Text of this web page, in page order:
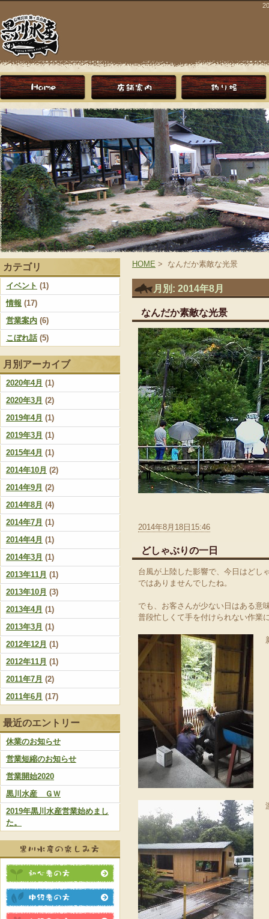
カテゴリ
イベント (1)
情報 (17)
営業案内 (6)
こぼれ話 (5)
月別アーカイブ
2020年4月 (1)
2020年3月 (2)
2019年4月 (1)
2019年3月 (1)
2015年4月 (1)
2014年10月 (2)
2014年9月 (2)
2014年8月 (4)
2014年7月 (1)
2014年4月 (1)
2014年3月 (1)
2013年11月 (1)
2013年10月 (3)
2013年4月 (1)
2013年3月 (1)
2012年12月 (1)
2012年11月 (1)
2011年7月 (2)
2011年6月 (17)
最近のエントリー
休業のお知らせ
営業短縮のお知らせ
営業開始2020
黒川水産 ＧＷ
2019年黒川水産営業始めまし
た。
HOME > なんだか素敵な光景
月別: 2014年8月
なんだか素敵な光景
2014年8月18日15:46
どしゃぶりの一日
台風が上陸した影響で、今日はどし
ではありませんでしたね。
でも、お客さんが少ない日はある意
普段忙しくて手を付けられない作業